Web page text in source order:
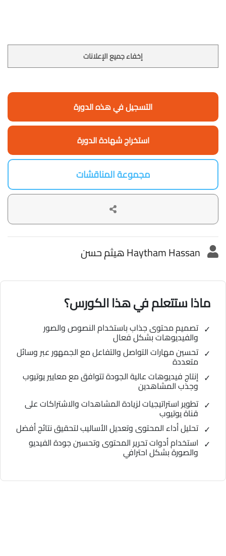
إخفاء جميع الإعلانات
التسجيل في هذه الدورة
استخراج شهادة الدورة
مجموعة المناقشات
Haytham Hassan هيثم حسن
ماذا ستتعلم في هذا الكورس؟
تصميم محتوى جذاب باستخدام النصوص والصور
والفيديوهات بشكل فعال
تحسين مهارات التواصل والتفاعل مع الجمهور عبر وسائل
متعددة
إنتاج فيديوهات عالية الجودة تتوافق مع معايير يوتيوب
وجذب المشاهدين
تطوير استراتيجيات لزيادة المشاهدات والاشتراكات على
قناة يوتيوب
تحليل أداء المحتوى وتعديل الأساليب لتحقيق نتائج أفضل
استخدام أدوات تحرير المحتوى وتحسين جودة الفيديو
والصورة بشكل احترافي